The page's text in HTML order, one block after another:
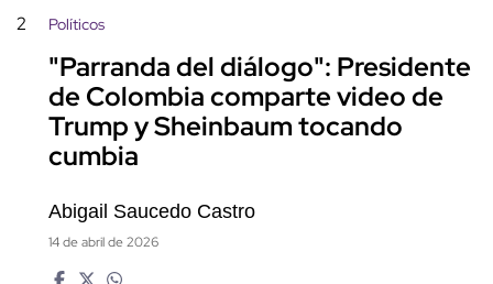
2 Políticos
"Parranda del diálogo": Presidente
de Colombia comparte video de
Trump y Sheinbaum tocando
cumbia
Abigail Saucedo Castro
14 de abril de 2026